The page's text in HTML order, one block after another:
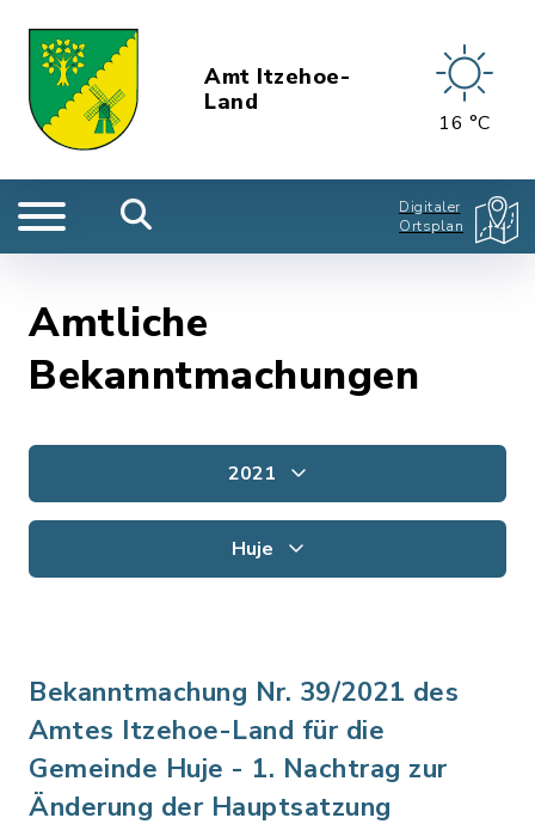
Amt Itzehoe-
Land
16 °C
Digitaler
Ortsplan
Amtliche
Bekanntmachungen
2021
Huje
Bekanntmachung Nr. 39/2021 des
Amtes Itzehoe-Land für die
Gemeinde Huje - 1. Nachtrag zur
Änderung der Hauptsatzung